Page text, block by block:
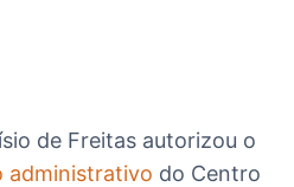
de Freitas autorizou o
administrativo do Centro